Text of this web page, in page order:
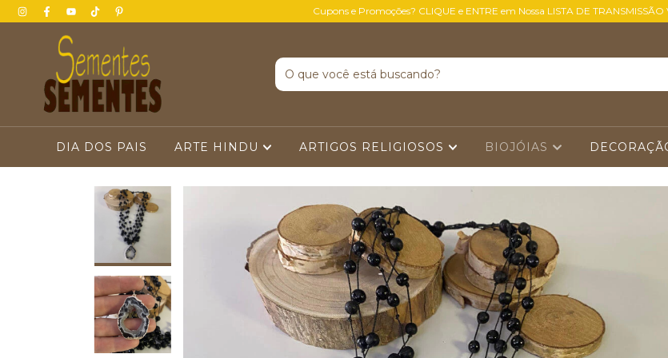
Cupons e Promoções? CLIQUE e ENTRE em Nossa LISTA DE
DIA DOS PAIS ARTE HINDU ARTIGOS RELIGIOSOS BIOJÓIAS